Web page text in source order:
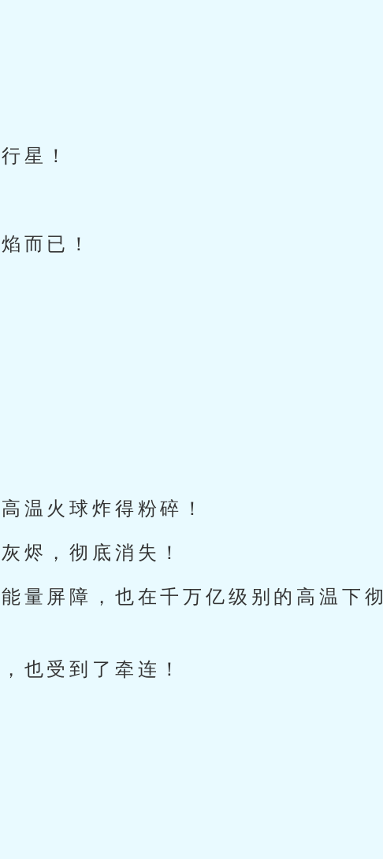
星！
而已！
温火球炸得粉碎！
烬，彻底消失！
量屏障，也在千万亿级别的高温下彻
也受到了牵连！